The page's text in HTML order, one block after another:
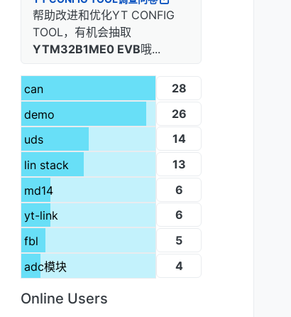
帮助改进和优化YT CONFIG
TOOL，有机会抽取
YTM32B1ME0 EVB哦...
can
28
demo
26
uds
14
lin stack
13
md14
6
yt-link
6
fbl
5
adc模块
4
Online Users